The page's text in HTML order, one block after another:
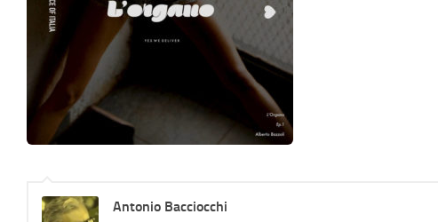
Antonio Bacciocchi